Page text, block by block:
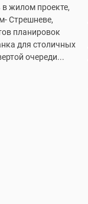
в жилом проекте,
Стрешневе,
планировок
для столичных
очереди...